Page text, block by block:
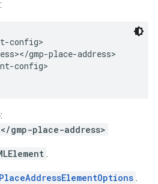
config>
gmp-place-address>
config>
gmp-place-address>
.
PlaceAddressElementOptions .